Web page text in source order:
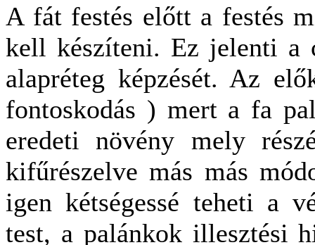
A fát festés előtt a festés
kell készíteni. Ez jelenti a
alapréteg képzését. Az
fontoskodás ) mert a fa
eredeti növény mely
kifűrészelve más más
igen kétségessé teheti a
test, a palánkok illesztési